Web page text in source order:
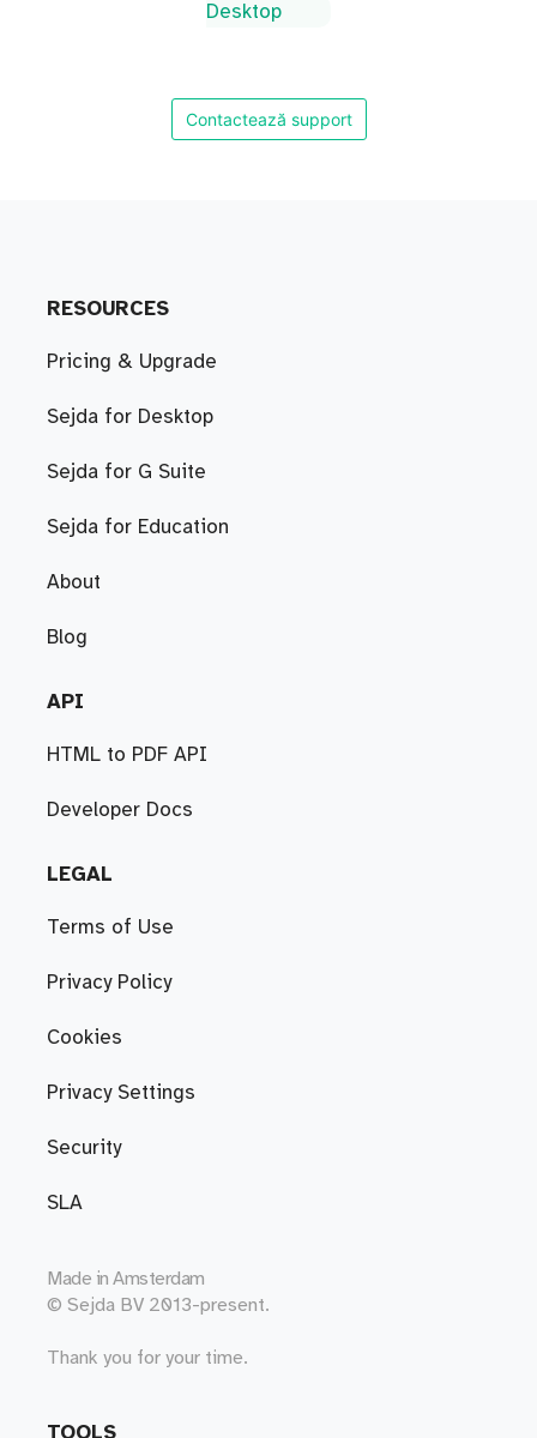
Desktop
Contactează support
RESOURCES
Pricing & Upgrade
Sejda for Desktop
Sejda for G Suite
Sejda for Education
About
Blog
API
HTML to PDF API
Developer Docs
LEGAL
Terms of Use
Privacy Policy
Cookies
Privacy Settings
Security
SLA
Made in Amsterdam
© Sejda BV 2013-present.
Thank you for your time.
TOOLS